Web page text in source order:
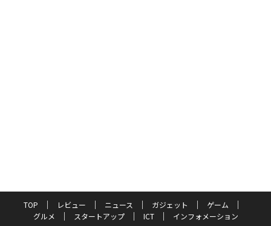
TOP レビュー ニュース ガジェット
ゲーム
グルメ
スタートアップ ICT インフォメーション